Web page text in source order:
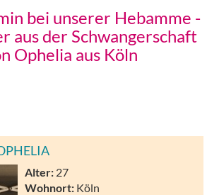
bei unserer Hebamme -
aus der Schwangerschaft
Ophelia aus Köln
Alter: 27
Wohnort: Köln